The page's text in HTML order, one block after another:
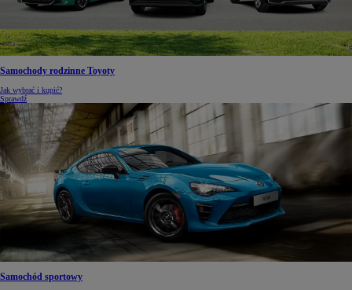
Samochody rodzinne Toyoty
Jak wybrać i kupić?
Sprawdź
Samochód sportowy